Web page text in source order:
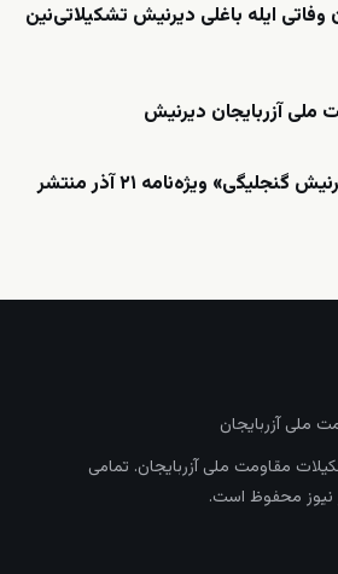
وفاتی ایله باغلی دیرنیش تشکیلاتی‌نین
آزربایجان دیرنیش
شماره پنجم نشریه «دیرنیش گنجلیگی» ویژه‌نامه ۲۱ آذر منتشر
ملی آزربایجان
مقاومت ملی آزربایجان. تمامی
نیوز محفوظ است.